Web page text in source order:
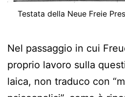
Testata della Neue Freie
Nel passaggio in cui
proprio lavoro sulla
laica, non traduco con